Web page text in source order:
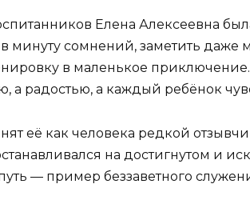
Елена Алексеевна
минуту сомнений, заметить даже
в маленькое приключение.
а радостью, а каждый ребёнок
её как человека редкой
на достигнутом и
— пример беззаветного